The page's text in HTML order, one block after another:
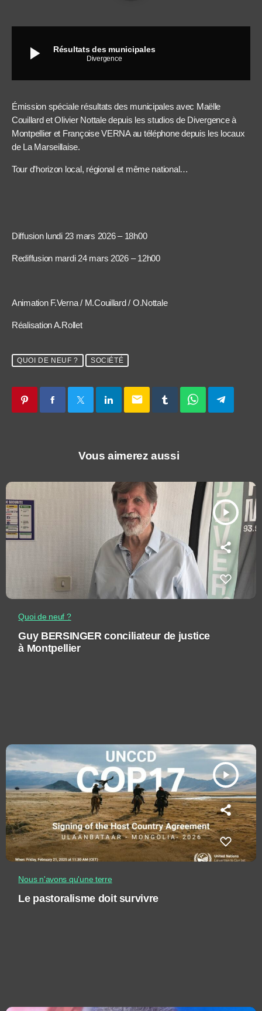
play_arrow Résultats des municipales
Divergence
Émission spéciale résultats des municipales avec Maëlle
Couillard et Olivier Nottale depuis les studios de Divergence à
Montpellier et Françoise VERNA au téléphone depuis les locaux
de La Marseillaise.
Tour d’horizon local, régional et même national…
Diffusion lundi 23 mars 2026 – 18h00
Rediffusion mardi 24 mars 2026 – 12h00
Animation F.Verna / M.Couillard / O.Nottale
Réalisation A.Rollet
QUOI DE NEUF ? SOCIÉTÉ
email
Vous aimerez aussi
play_arrow
Quoi de neuf ?
Guy BERSINGER conciliateur de justice
à Montpellier
play_arrow
Nous n'avons qu'une terre
Le pastoralisme doit survivre